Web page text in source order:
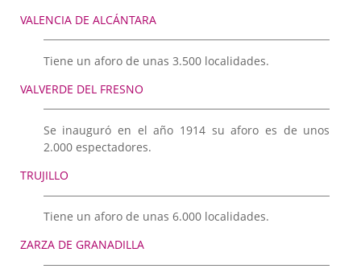
VALENCIA DE ALCÁNTARA
Tiene un aforo de unas 3.500 localidades.
VALVERDE DEL FRESNO
Se inauguró en el año 1914 su aforo es de unos
2.000 espectadores.
TRUJILLO
Tiene un aforo de unas 6.000 localidades.
ZARZA DE GRANADILLA